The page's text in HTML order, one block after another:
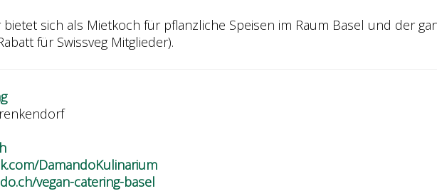
sich als Mietkoch für pflanzliche Speisen im Raum Basel und der
für Swissveg Mitglieder).
DamandoKulinarium
vegan-catering-basel